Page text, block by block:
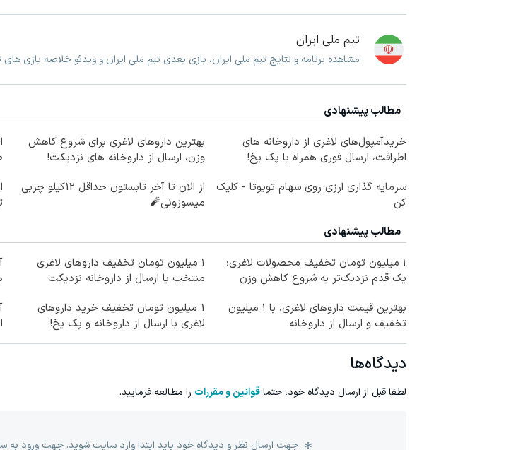
تیم ملی ایران
مشاهده برنامه و نتایج تیم ملی ایران، بازی بعدی تیم ملی ایران و ویدئو خلاصه بازی های
مطالب پیشنهادی
خریدآمپول‌های لاغری از داروخانه های
اطرافت، ارسال فوری همراه با پک یخ!
بهترین داروهای لاغری برای شروع کاهش
وزن، ارسال از داروخانه های نزدیکت!
سرمایه گذاری ارزی روی سهام تویوتا - کلیک
کن
از الان تا آخر تابستون حداقل 12کیلو چربی
میسوزونی🧨
مطالب پیشنهادی
۱ میلیون تومان تخفیف محصولات لاغری؛
یک قدم نزدیک‌تر به شروع کاهش وزن
۱ میلیون تومان تخفیف داروهای لاغری
منتخب با ارسال از داروخانه نزدیکت
بهترین قیمت داروهای لاغری، با ۱ میلیون
تخفیف و ارسال از داروخانه‌
1 میلیون تومان تخفیف خرید داروهای
لاغری با ارسال از داروخانه و پک یخ!
دیدگاه‌ها
لطفا قبل از ارسال دیدگاه خود، حتماقوانین و مقررات را مطالعه فرمایید.
جهت ارسال نظر و دیدگاه خود باید ابتدا وارد سایت شوید. جهت ورود به